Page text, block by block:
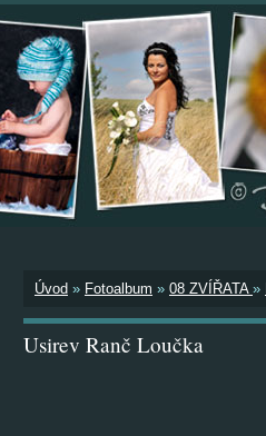
Úvod » Fotoalbum » 08 ZVÍŘATA »
Usirev Ranč Loučka